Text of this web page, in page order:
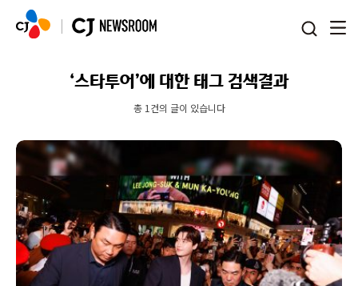
‘스타투어’에 대한 태그 검색결과
총 1건의 글이 있습니다